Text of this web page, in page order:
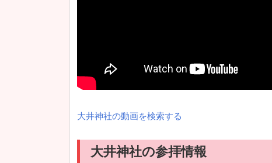
大井神社の動画を検索する
大井神社の参拝情報